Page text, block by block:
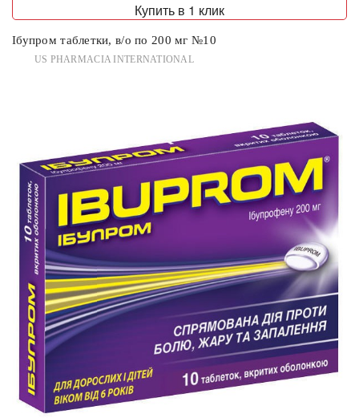
Купить в 1 клик
Ібупром таблетки, в/о по 200 мг №10
US PHARMACIA INTERNATIONAL